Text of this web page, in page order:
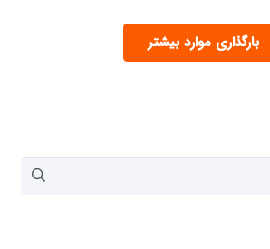
بارگذاری موارد بیشتر